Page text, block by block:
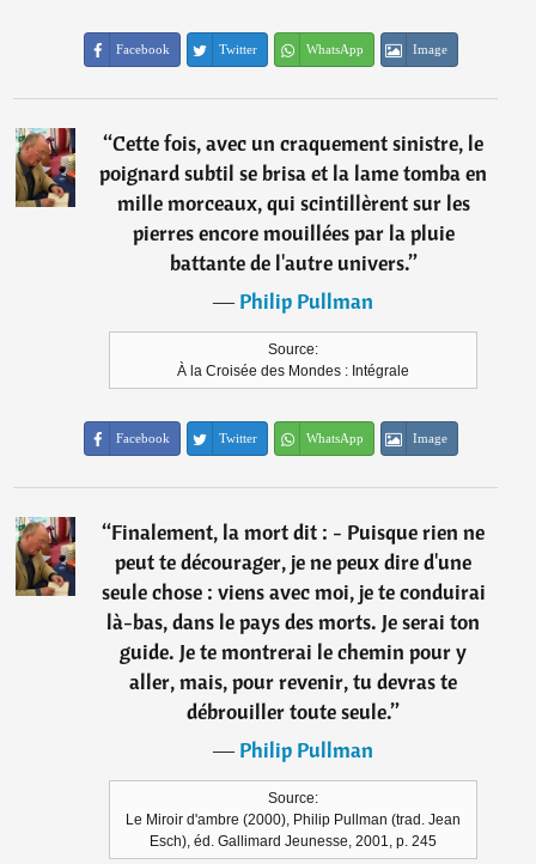
Facebook Twitter WhatsApp Image
“Cette fois, avec un craquement sinistre, le
poignard subtil se brisa et la lame tomba en
mille morceaux, qui scintillèrent sur les
pierres encore mouillées par la pluie
battante de l'autre univers.”
―Philip Pullman
Source:
À la Croisée des Mondes : Intégrale
Facebook Twitter WhatsApp Image
“Finalement, la mort dit : - Puisque rien ne
peut te décourager, je ne peux dire d'une
seule chose : viens avec moi, je te conduirai
là-bas, dans le pays des morts. Je serai ton
guide. Je te montrerai le chemin pour y
aller, mais, pour revenir, tu devras te
débrouiller toute seule.”
―Philip Pullman
Source:
Le Miroir d'ambre (2000), Philip Pullman (trad. Jean
Esch), éd. Gallimard Jeunesse, 2001, p. 245